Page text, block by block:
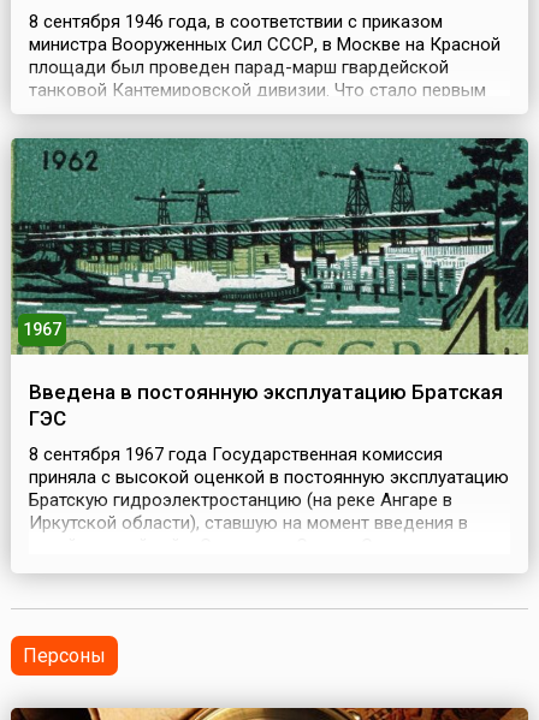
8 сентября 1946 года, в соответствии с приказом
министра Вооруженных Сил СССР, в Москве на Красной
площади был проведен парад-марш гвардейской
танковой Кантемировской дивизии. Что стало первым
официальным празднованием Дня танкиста. История
российских бронетанковых войск уходит корнями в
начало 20 века. После того, как в годы Первой мировой
войны на полях сражений появились первые английские
т...
1967
Введена в постоянную эксплуатацию Братская
ГЭС
8 сентября 1967 года Государственная комиссия
приняла с высокой оценкой в постоянную эксплуатацию
Братскую гидроэлектростанцию (на реке Ангаре в
Иркутской области), ставшую на момент введения в
крупнейшей в мире она сохраняла до 1971 года. В наши
место среди всех ГЭС в России. По этому показателю
она ус...
Персоны